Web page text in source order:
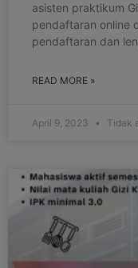
asisten praktikum
pendaftaran online
pendaftaran dan
READ MORE »
April 9, 2023 Tidak